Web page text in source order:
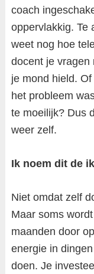
coach
oppervlakkig. Te
weet nog hoe
docent je vragen
je mond hield.
het probleem
te moeilijk? Dus
weer zelf.
Ik noem dit de
Niet omdat zelf
Maar soms
maanden door
energie in
doen. Je